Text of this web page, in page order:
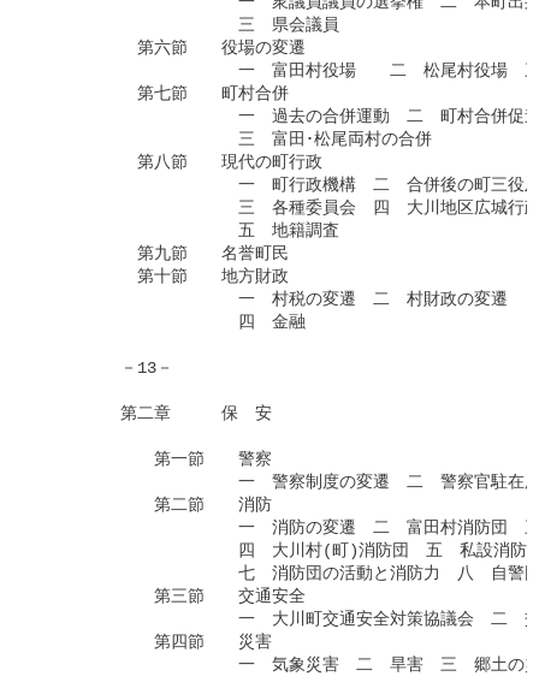
三　県会議員
第六節　　役場の変遷
一　富田村役場　　二　松尾村役場　三　
第七節　　町村合併
一　過去の合併運動　二　町村合併促進法に
三　富田･松尾両村の合併
第八節　　現代の町行政
一　町行政機構　二　合併後の町三役及
三　各種委員会　四　大川地区広城行政振興
五　地籍調査
第九節　　名誉町民
第十節　　地方財政
一　村税の変遷　二　村財政の変遷　　三
四　金融
－13－
第二章　　　保　安
第一節　　警察
一　警察制度の変遷　二　警察官駐在
第二節　　消防
一　消防の変遷　二　富田村消防団　三　
四　大川村(町)消防団　五　私設消防団　
七　消防団の活動と消防力　八　自警
第三節　　交通安全
一　大川町交通安全対策協議会　二　交通
第四節　　災害
一　気象災害　二　旱害　三　郷土の災